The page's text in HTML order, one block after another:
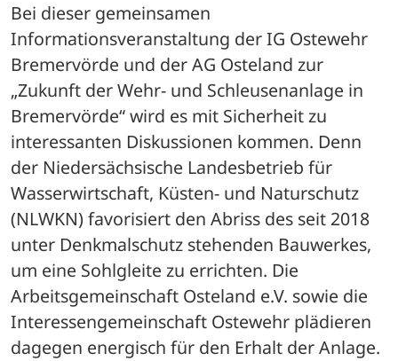
Bei dieser gemeinsamen
Informationsveranstaltung der IG Ostewehr
Bremervörde und der AG Osteland zur
„Zukunft der Wehr- und Schleusenanlage in
Bremervörde“ wird es mit Sicherheit zu
interessanten Diskussionen kommen. Denn
der Niedersächsische Landesbetrieb für
Wasserwirtschaft, Küsten- und Naturschutz
(NLWKN) favorisiert den Abriss des seit 2018
unter Denkmalschutz stehenden Bauwerkes,
um eine Sohlgleite zu errichten. Die
Arbeitsgemeinschaft Osteland e.V. sowie die
Interessengemeinschaft Ostewehr plädieren
dagegen energisch für den Erhalt der Anlage.